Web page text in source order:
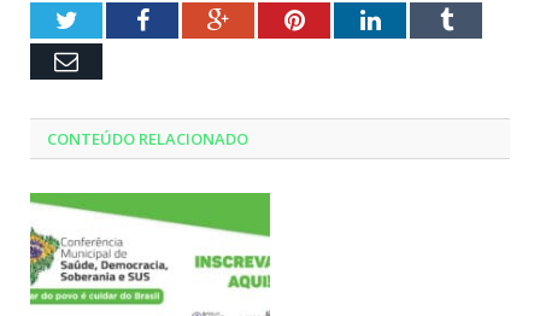
TwitterFacebookGoogle+PinterestLinkedInTumblr
Email
CONTEÚDO RELACIONADO